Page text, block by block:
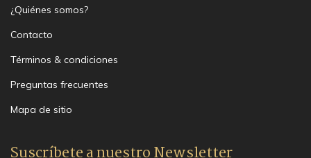
¿Quiénes somos?
Contacto
Términos & condiciones
Preguntas frecuentes
Mapa de sitio
Suscríbete a nuestro Newsletter